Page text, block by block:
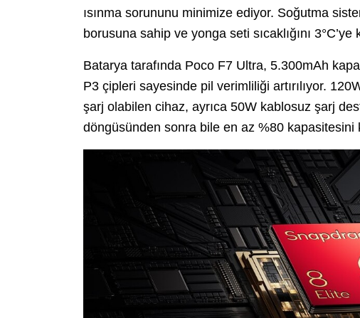
ısınma sorununu minimize ediyor. Soğutma
borusuna sahip ve yonga seti sıcaklığını
Batarya tarafında Poco F7 Ultra, 5.300mAh
P3 çipleri sayesinde pil verimliliği artırılıyor.
şarj olabilen cihaz, ayrıca 50W kablosuz şarj
döngüsünden sonra bile en az %80 kapasitesini